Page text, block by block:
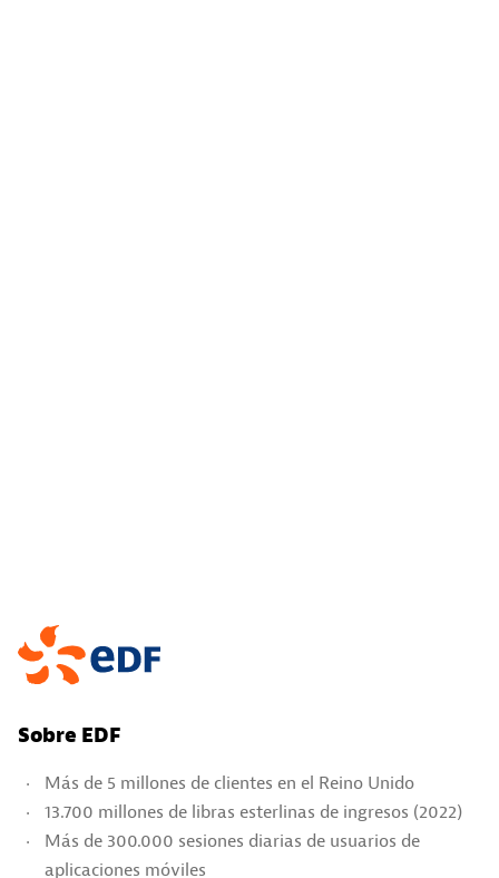
Sobre EDF
Más de 5 millones de clientes en el Reino Unido
13.700 millones de libras esterlinas de ingresos (2022)
Más de 300.000 sesiones diarias de usuarios de
aplicaciones móviles